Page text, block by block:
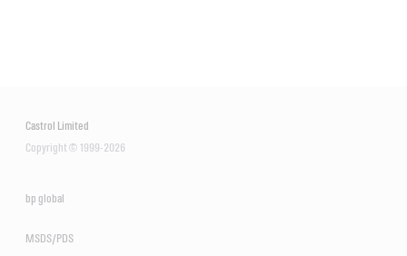
Castrol Limited
Copyright © 1999-2026
bp global
MSDS/PDS